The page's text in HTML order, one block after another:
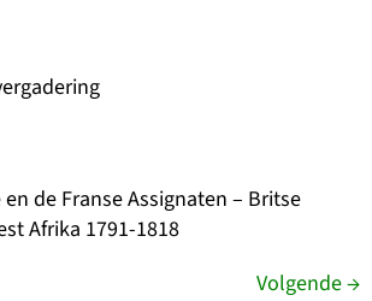
de Franse Assignaten – Britse
Afrika 1791-1818
Volgende→